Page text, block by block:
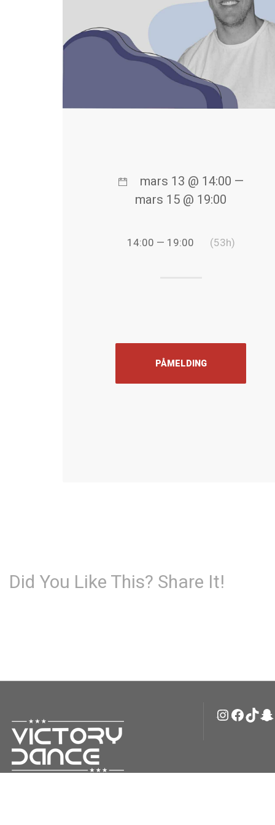
mars 13 @ 14:00 —
mars 15 @ 19:00
14:00 — 19:00 (53h)
PÅMELDING
Did You Like This? Share It!